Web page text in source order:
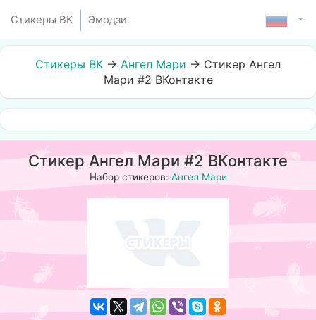
Стикеры ВК Эмодзи
Стикеры ВК → Ангел Мари → Стикер Ангел
Мари #2 ВКонтакте
Стикер Ангел Мари #2 ВКонтакте
Набор стикеров: Ангел Мари